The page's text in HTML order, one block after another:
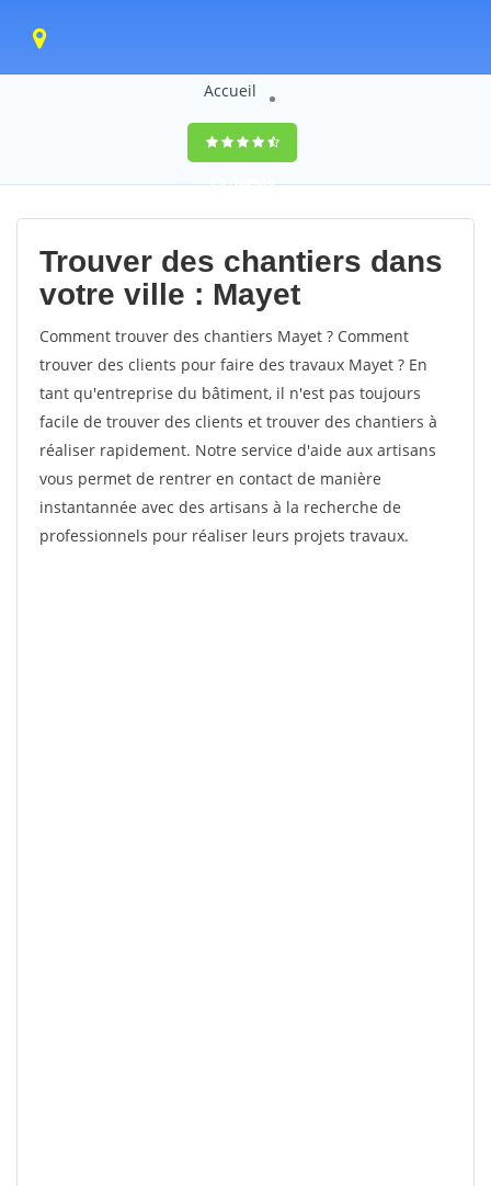
Accueil
9,5(100%)0
votes
Trouver des chantiers dans
votre ville : Mayet
Comment trouver des chantiers Mayet ? Comment
trouver des clients pour faire des travaux Mayet ? En
tant qu'entreprise du bâtiment, il n'est pas toujours
facile de trouver des clients et trouver des chantiers à
réaliser rapidement. Notre service d'aide aux artisans
vous permet de rentrer en contact de manière
instantannée avec des artisans à la recherche de
professionnels pour réaliser leurs projets travaux.